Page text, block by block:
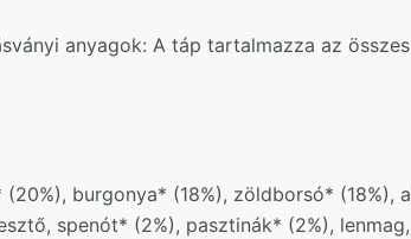
anyagok: A táp tartalmazza az
(20%), burgonya* (18%), zöldborsó*
spenót* (2%), pasztinák* (2%),